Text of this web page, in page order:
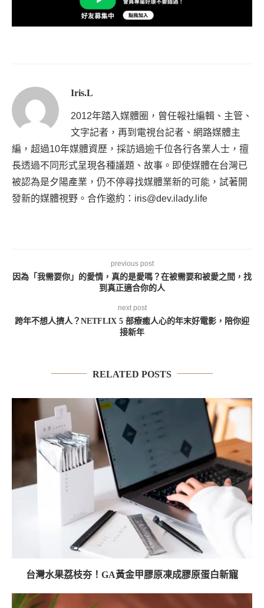
Iris.L
2012年踏入媒體圈，曾任報社編輯、主管、
文字記者，再到電視台記者、網路媒體主
編，超過10年媒體資歷，採訪過逾千位各行各業人士，擅
長透過不同形式呈現各種議題、故事。即使媒體在台灣已
被認為是夕陽產業，仍不停尋找媒體業新的可能，試著開
發新的媒體視野。合作邀約：iris@dev.ilady.life
previous post
因為「我需要你」的愛情，真的是愛嗎？在被需要和被愛之間，找
到真正適合你的人
next post
跨年不想人擠人？NETFLIX 5 部療癒人心的年末好電影，陪你迎
接新年
RELATED POSTS
台灣水果荔枝夯！GA黃金甲膠原凍成膠原蛋白新寵